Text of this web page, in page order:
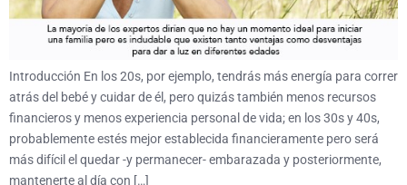
Introducción En los 20s, por ejemplo, tendrás más energía para correr
atrás del bebé y cuidar de él, pero quizás también menos recursos
financieros y menos experiencia personal de vida; en los 30s y 40s,
probablemente estés mejor establecida financieramente pero será
más difícil el quedar -y permanecer- embarazada y posteriormente,
mantenerte al día con […]